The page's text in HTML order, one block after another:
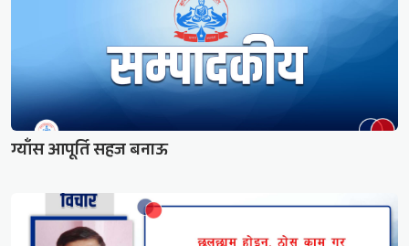
ग्याँस आपूर्ति सहज बनाऊ